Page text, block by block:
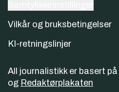
Vilkår og bruksbetingelser
KI-retningslinjer
All journalistikk er basert på
og Redaktørplakaten